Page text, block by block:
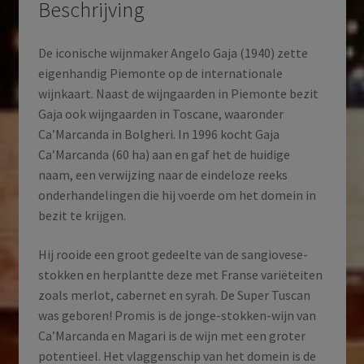
Beschrijving
De iconische wijnmaker Angelo Gaja (1940) zette
eigenhandig Piemonte op de internationale
wijnkaart. Naast de wijngaarden in Piemonte bezit
Gaja ook wijngaarden in Toscane, waaronder
Ca’Marcanda in Bolgheri. In 1996 kocht Gaja
Ca’Marcanda (60 ha) aan en gaf het de huidige
naam, een verwijzing naar de eindeloze reeks
onderhandelingen die hij voerde om het domein in
bezit te krijgen.
Hij rooide een groot gedeelte van de sangiovese-
stokken en herplantte deze met Franse variëteiten
zoals merlot, cabernet en syrah. De Super Tuscan
was geboren! Promis is de jonge-stokken-wijn van
Ca’Marcanda en Magari is de wijn met een groter
potentieel. Het vlaggenschip van het domein is de